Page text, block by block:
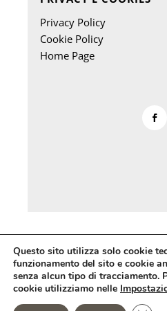
Privacy Policy
Cookie Policy
Home Page
S.D. Graniti S.r.l. –
Web Project
Questo sito utilizza solo cookie
funzionamento del sito e cookie
senza alcun tipo di tracciamento.
cookie utilizziamo nelle